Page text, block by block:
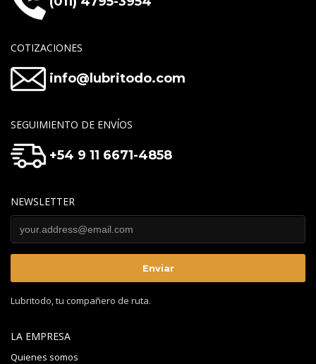
COTIZACIONES
info@lubritodo.com
SEGUIMIENTO DE ENVÍOS
+54 9 11 6671-4858
NEWSLETTER
Lubritodo, tu compañero de ruta.
LA EMPRESA
Quienes somos